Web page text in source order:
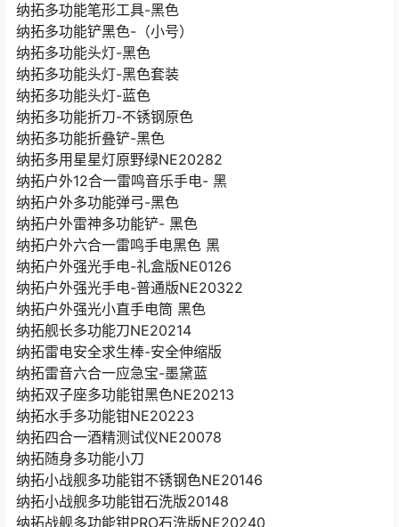
纳拓多功能笔形工具-黑色
纳拓多功能铲黑色-（小号）
纳拓多功能头灯-黑色
纳拓多功能头灯-黑色套装
纳拓多功能头灯-蓝色
纳拓多功能折刀-不锈钢原色
纳拓多功能折叠铲-黑色
纳拓多用星星灯原野绿NE20282
纳拓户外12合一雷鸣音乐手电- 黑
纳拓户外多功能弹弓-黑色
纳拓户外雷神多功能铲- 黑色
纳拓户外六合一雷鸣手电黑色 黑
纳拓户外强光手电-礼盒版NE0126
纳拓户外强光手电-普通版NE20322
纳拓户外强光小直手电筒 黑色
纳拓舰长多功能刀NE20214
纳拓雷电安全求生棒-安全伸缩版
纳拓雷音六合一应急宝-墨黛蓝
纳拓双子座多功能钳黑色NE20213
纳拓水手多功能钳NE20223
纳拓四合一酒精测试仪NE20078
纳拓随身多功能小刀
纳拓小战舰多功能钳不锈钢色NE20146
纳拓小战舰多功能钳石洗版20148
纳拓战舰多功能钳PRO石洗版NE20240